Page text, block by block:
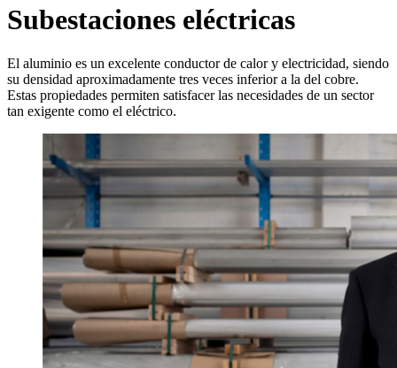
Subestaciones eléctricas
El aluminio es un excelente conductor de calor y electricidad, siendo
su densidad aproximadamente tres veces inferior a la del cobre.
Estas propiedades permiten satisfacer las necesidades de un sector
tan exigente como el eléctrico.